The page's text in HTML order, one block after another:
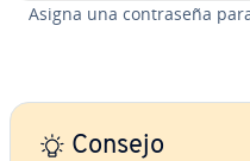
Asigna una co­n­tra­se­ña
Consejo